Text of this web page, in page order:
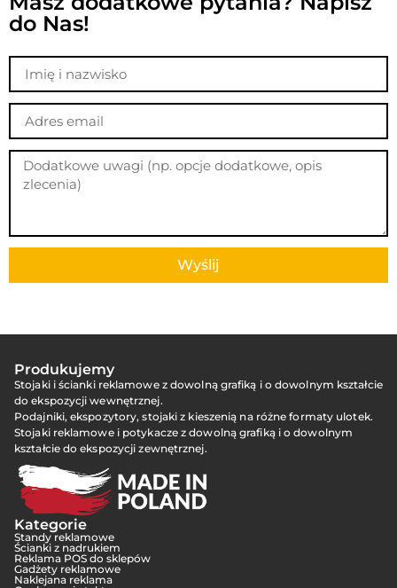
do Nas!
Wyślij
Produkujemy
Stojaki i ścianki reklamowe z dowolną grafiką i o dowolnym kształcie
do ekspozycji wewnętrznej.
Podajniki, ekspozytory, stojaki z kieszenią na różne formaty ulotek.
Stojaki reklamowe i potykacze z dowolną grafiką i o dowolnym
kształcie do ekspozycji zewnętrznej.
Kategorie
Standy reklamowe
Ścianki z nadrukiem
Reklama POS do sklepów
Gadżety reklamowe
Naklejana reklama